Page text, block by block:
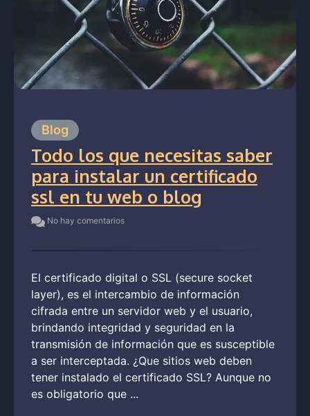
Blog
Todo los que necesitas saber
para instalar un certificado
ssl en tu web o blog
No hay comentarios
El certificado digital o SSL (secure socket
layer), es el intercambio de información
cifrada entre un servidor web y el usuario,
brindando integridad y seguridad en la
transmisión de información que es susceptible
a ser interceptada. ¿Que sitios web deben
tener instalado el certificado SSL? Aunque no
es obligatorio que ...